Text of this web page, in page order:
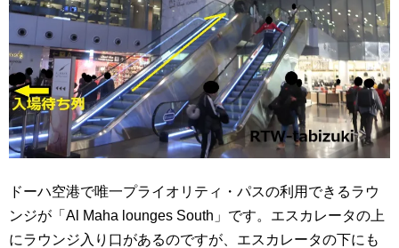
ドーハ空港で唯一プライオリティ・パスの利用できるラウ
ンジが「Al Maha lounges South」です。エスカレータの上
にラウンジ入り口があるのですが、エスカレータの下にも